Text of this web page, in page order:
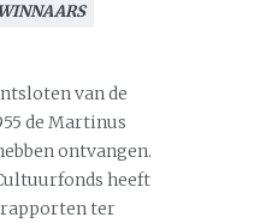
van de
de Martinus
ontvangen.
heeft
ter